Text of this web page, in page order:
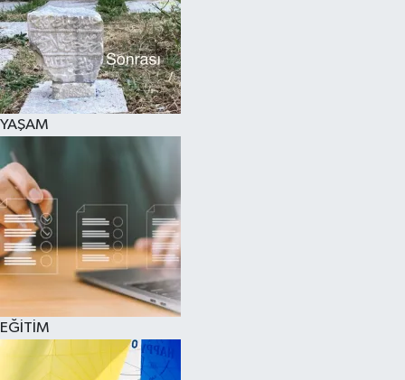
YAŞAM
EĞİTİM
SPOR
KÜLTÜR SANAT